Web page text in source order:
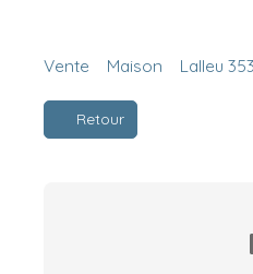
Vente Maison Lalleu
Retour